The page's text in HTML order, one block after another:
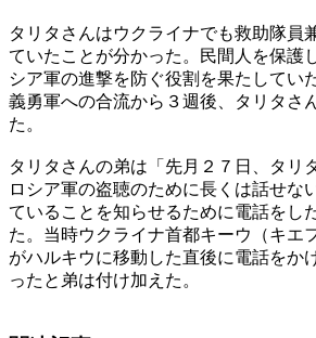
タリタさんはウクライナでも救助隊員
ていたことが分かった。民間人を保護
シア軍の進撃を防ぐ役割を果たしてい
義勇軍への合流から３週後、タリタさ
た。
タリタさんの弟は「先月２７日、タリ
ロシア軍の盗聴のために長くは話せな
ていることを知らせるために電話をし
た。当時ウクライナ首都キーウ（キエ
がハルキウに移動した直後に電話をか
ったと弟は付け加えた。